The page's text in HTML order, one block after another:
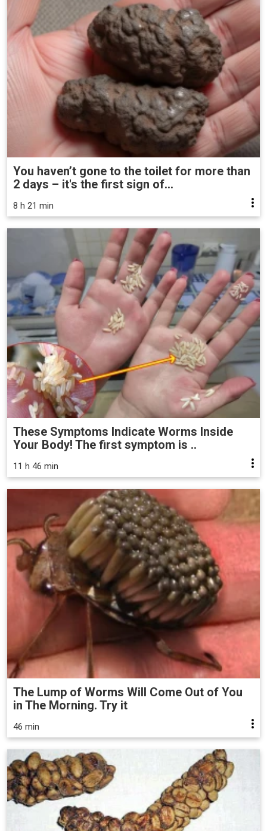
You haven’t gone to the toilet for more than
2 days – it's the first sign of...
8 h 21 min
These Symptoms Indicate Worms Inside
Your Body! The first symptom is ..
11 h 46 min
The Lump of Worms Will Come Out of You
in The Morning. Try it
46 min